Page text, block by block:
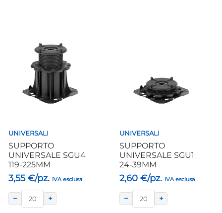
UNIVERSALI
SUPPORTO
UNIVERSALE SGU4
119-225MM
3,55€/pz. IVA esclusa
− +
UNIVERSALI
SUPPORTO
UNIVERSALE SGU1
24-39MM
2,60€/pz. IVA esclusa
− +